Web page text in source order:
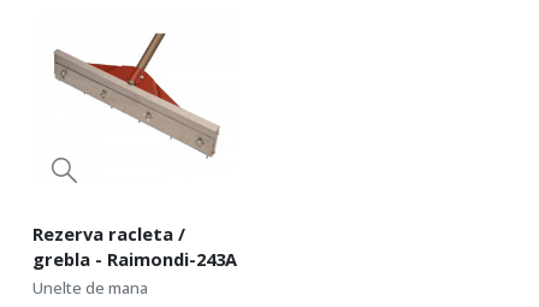
Rezerva racleta /
grebla - Raimondi-243A
Unelte de mana